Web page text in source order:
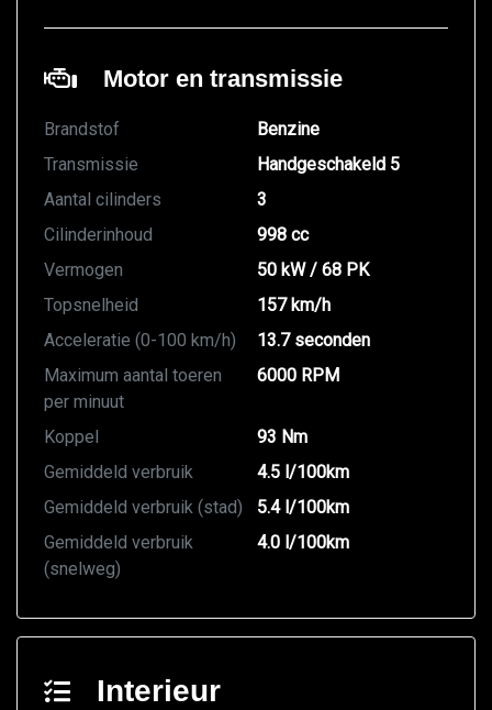
Motor en transmissie
Brandstof
Benzine
Transmissie
Handgeschakeld 5
Aantal cilinders
3
Cilinderinhoud
998 cc
Vermogen
50 kW / 68 PK
Topsnelheid
157 km/h
Acceleratie (0-100 km/h)
13.7 seconden
Maximum aantal toeren
per minuut
6000 RPM
Koppel
93 Nm
Gemiddeld verbruik
4.5 l/100km
Gemiddeld verbruik (stad)
5.4 l/100km
Gemiddeld verbruik
(snelweg)
4.0 l/100km
Interieur